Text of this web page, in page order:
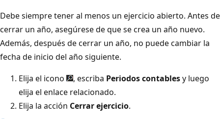
Debe siempre tener al menos un ejercicio abierto. Antes de
cerrar un año, asegúrese de que se crea un año nuevo.
Además, después de cerrar un año, no puede cambiar la
fecha de inicio del año siguiente.
Elija el icono
, escriba Periodos contablesy luego
elija el enlace relacionado.
Elija la acción Cerrar ejercicio.